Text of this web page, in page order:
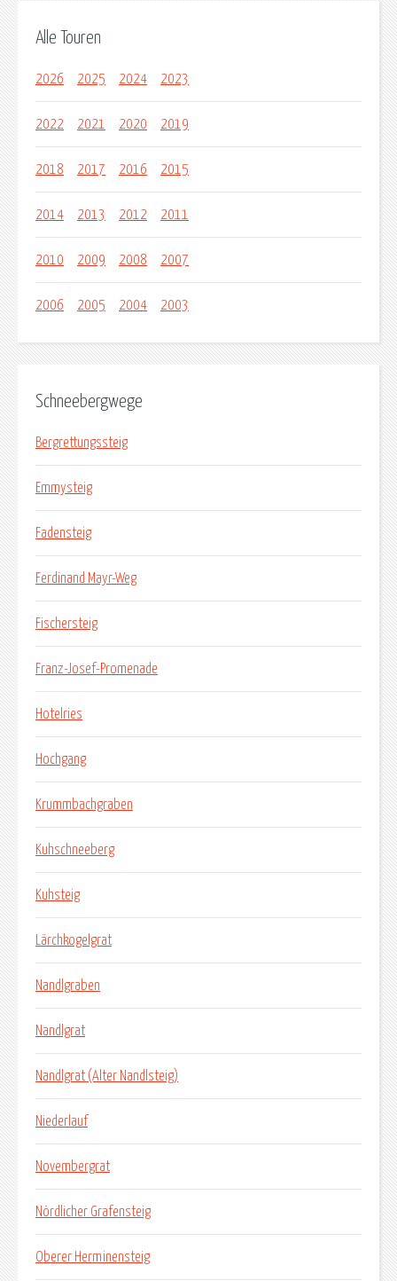
Alle Touren
2026 2025 2024 2023
2022 2021 2020 2019
2018 2017 2016 2015
2014 2013 2012 2011
2010 2009 2008 2007
2006 2005 2004 2003
Schneebergwege
Bergrettungssteig
Emmysteig
Fadensteig
Ferdinand Mayr-Weg
Fischersteig
Franz-Josef-Promenade
Hotelries
Hochgang
Krummbachgraben
Kuhschneeberg
Kuhsteig
Lärchkogelgrat
Nandlgraben
Nandlgrat
Nandlgrat (Alter Nandlsteig)
Niederlauf
Novembergrat
Nördlicher Grafensteig
Oberer Herminensteig